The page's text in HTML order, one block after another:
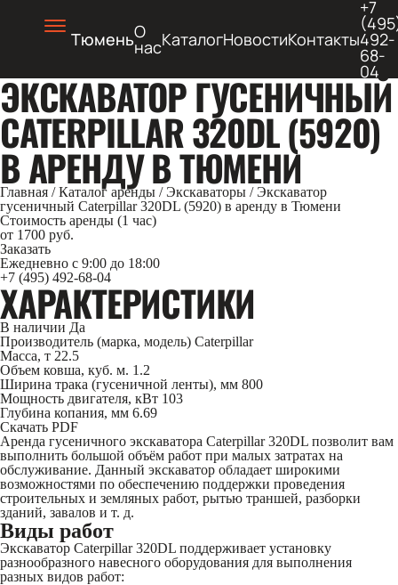
ТюменьО
насКаталогНовостиКонтакты
+7
492-
68-
04
ЭКСКАВАТОР ГУСЕНИЧНЫЙ
CATERPILLAR 320DL (5920)
В АРЕНДУ В ТЮМЕНИ
Главная / Каталог аренды / Экскаваторы / Экскаватор
гусеничный Caterpillar 320DL (5920) в аренду в Тюмени
Стоимость аренды (1 час)
от 1700 руб.
Заказать
Ежедневно с 9:00 до 18:00
+7 (495) 492-68-04
ХАРАКТЕРИСТИКИ
В наличии Да
Производитель (марка, модель) Caterpillar
Масса, т 22.5
Объем ковша, куб. м. 1.2
Ширина трака (гусеничной ленты), мм 800
Мощность двигателя, кВт 103
Глубина копания, мм 6.69
Скачать PDF
Аренда гусеничного экскаватора Caterpillar 320DL позволит вам
выполнить большой объём работ при малых затратах на
обслуживание. Данный экскаватор обладает широкими
возможностями по обеспечению поддержки проведения
строительных и земляных работ, рытью траншей, разборки
зданий, завалов и т. д.
Виды работ
Экскаватор Caterpillar 320DL поддерживает установку
разнообразного навесного оборудования для выполнения
разных видов работ: